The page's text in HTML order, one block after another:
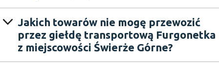
Jakich towarów nie mogę przewozić
przez giełdę transportową Furgonetka
z miejscowości Świerże Górne?